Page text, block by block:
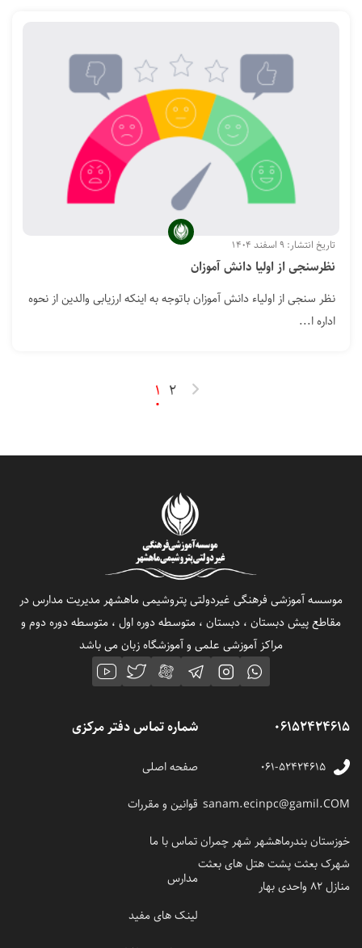
تاریخ انتشار: ۹ اسفند ۱۴۰۴
نظرسنجی از اولیا دانش آموزان
نظر سنجی از اولیاء دانش آموزان باتوجه به اینکه ارزیابی والدین از نحوه
اداره ا...
1 2
06152424615
۰۶۱-۵۲۴۲۴۶۱۵
sanam.ecinpc@gamil.COM
خوزستان بندرماهشهر شهر چمران
شهرک بعثت پشت هتل های بعثت
منازل 82 واحدی بهار
موسسه آموزشی فرهنگی غیردولتی پتروشیمی ماهشهر مدیریت مدارس در
مقاطع پیش دبستان ، دبستان ، متوسطه دوره اول ، متوسطه دوره دوم و
مراکز آموزشی علمی و آموزشگاه زبان می باشد
شماره تماس دفتر مرکزی
صفحه اصلی
قوانین و مقررات
تماس با ما
مدارس
لینک های مفید